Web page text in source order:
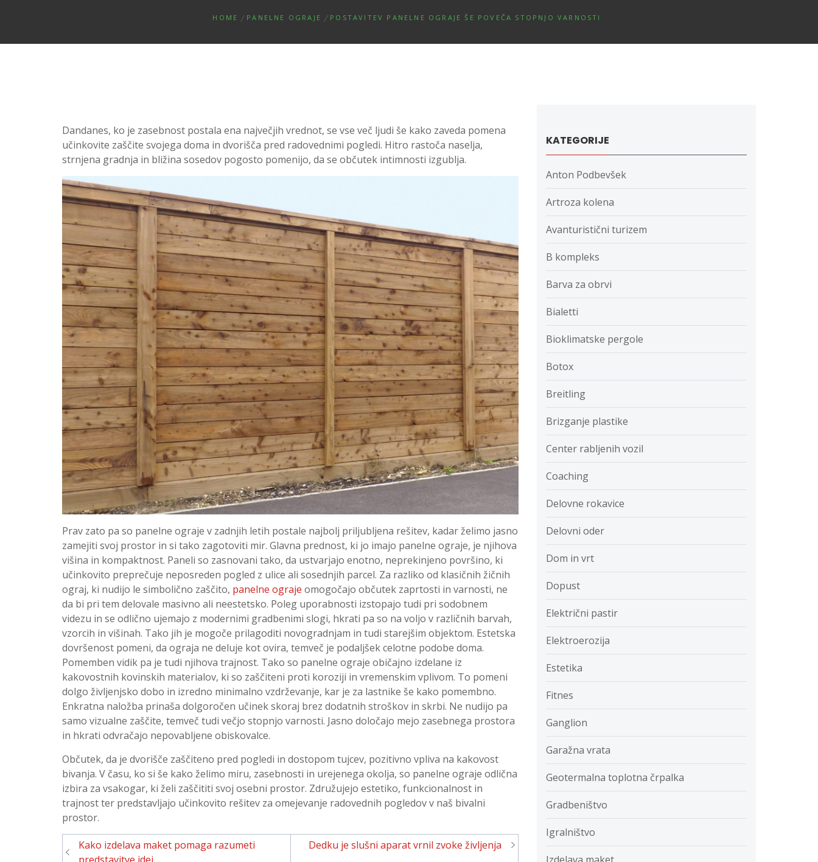
HOME PANELNE OGRAJE POSTAVITEV PANELNE OGRAJE ŠE POVEČA STOPNJO VARNOSTI
Dandanes, ko je zasebnost postala ena največjih vrednot, se vse več ljudi še kako zaveda pomena
učinkovite zaščite svojega doma in dvorišča pred radovednimi pogledi. Hitro rastoča naselja,
strnjena gradnja in bližina sosedov pogosto pomenijo, da se občutek intimnosti izgublja.
Prav zato pa so panelne ograje v zadnjih letih postale najbolj priljubljena rešitev, kadar želimo jasno
zamejiti svoj prostor in si tako zagotoviti mir. Glavna prednost, ki jo imajo panelne ograje, je njihova
višina in kompaktnost. Paneli so zasnovani tako, da ustvarjajo enotno, neprekinjeno površino, ki
učinkovito preprečuje neposreden pogled z ulice ali sosednjih parcel. Za razliko od klasičnih žičnih
ograj, ki nudijo le simbolično zaščito, panelne ograje omogočajo občutek zaprtosti in varnosti, ne
da bi pri tem delovale masivno ali neestetsko. Poleg uporabnosti izstopajo tudi pri sodobnem
videzu in se odlično ujemajo z modernimi gradbenimi slogi, hkrati pa so na voljo v različnih barvah,
vzorcih in višinah. Tako jih je mogoče prilagoditi novogradnjam in tudi starejšim objektom. Estetska
dovršenost pomeni, da ograja ne deluje kot ovira, temveč je podaljšek celotne podobe doma.
Pomemben vidik pa je tudi njihova trajnost. Tako so panelne ograje običajno izdelane iz
kakovostnih kovinskih materialov, ki so zaščiteni proti koroziji in vremenskim vplivom. To pomeni
dolgo življenjsko dobo in izredno minimalno vzdrževanje, kar je za lastnike še kako pomembno.
Enkratna naložba prinaša dolgoročen učinek skoraj brez dodatnih stroškov in skrbi. Ne nudijo pa
samo vizualne zaščite, temveč tudi večjo stopnjo varnosti. Jasno določajo mejo zasebnega prostora
in hkrati odvračajo nepovabljene obiskovalce.
Občutek, da je dvorišče zaščiteno pred pogledi in dostopom tujcev, pozitivno vpliva na kakovost
bivanja. V času, ko si še kako želimo miru, zasebnosti in urejenega okolja, so panelne ograje odlična
izbira za vsakogar, ki želi zaščititi svoj osebni prostor. Združujejo estetiko, funkcionalnost in
trajnost ter predstavljajo učinkovito rešitev za omejevanje radovednih pogledov v naš bivalni
prostor.
Navigacija
Kako izdelava maket pomaga razumeti
Dedku je slušni aparat vrnil zvoke življenja
KATEGORIJE
Anton Podbevšek
Artroza kolena
Avanturistični turizem
B kompleks
Barva za obrvi
Bialetti
Bioklimatske pergole
Botox
Breitling
Brizganje plastike
Center rabljenih vozil
Coaching
Delovne rokavice
Delovni oder
Dom in vrt
Dopust
Električni pastir
Elektroerozija
Estetika
Fitnes
Ganglion
Garažna vrata
Geotermalna toplotna črpalka
Gradbeništvo
Igralništvo